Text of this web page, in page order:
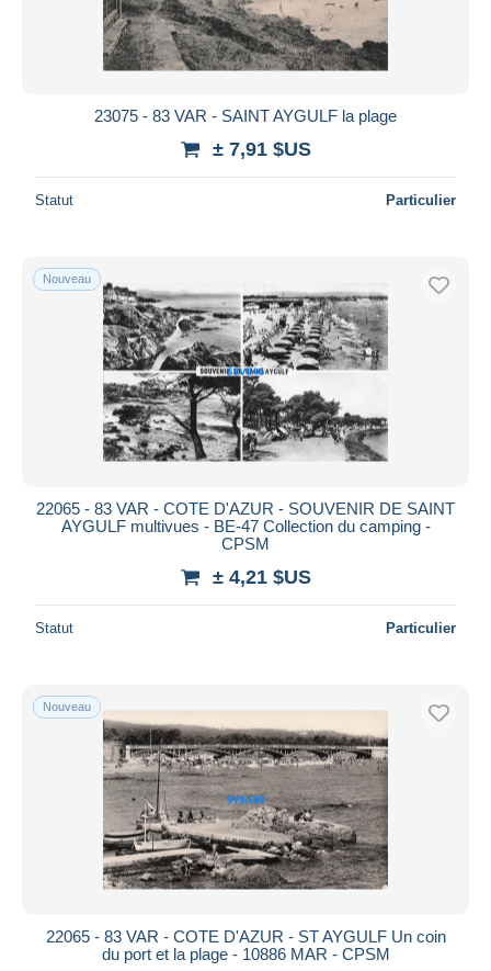
23075 - 83 VAR - SAINT AYGULF la plage
± 7,91 $US
Statut Particulier
Nouveau
22065 - 83 VAR - COTE D'AZUR - SOUVENIR DE SAINT
AYGULF multivues - BE-47 Collection du camping -
CPSM
± 4,21 $US
Statut Particulier
Nouveau
22065 - 83 VAR - COTE D'AZUR - ST AYGULF Un coin
du port et la plage - 10886 MAR - CPSM